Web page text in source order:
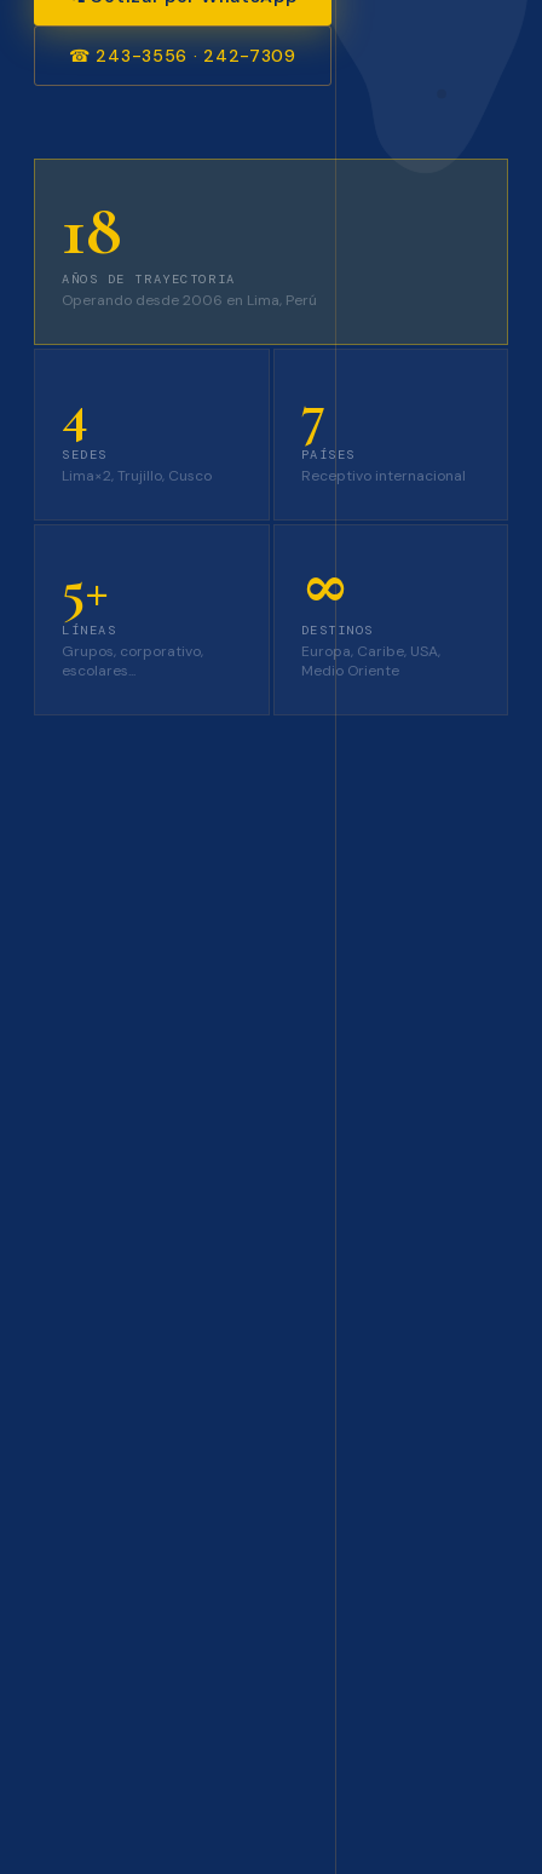
☎ 243-3556 · 242-7309
18
AÑOS DE TRAYECTORIA
Operando desde 2006 en Lima, Perú
4
SEDES
Lima×2, Trujillo, Cusco
7
PAÍSES
Receptivo internacional
5+
LÍNEAS
Grupos, corporativo,
escolares...
∞
DESTINOS
Europa, Caribe, USA,
Medio Oriente